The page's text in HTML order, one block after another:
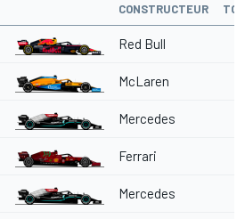
CONSTRUCTEUR
Red Bull
McLaren
Mercedes
Ferrari
Mercedes